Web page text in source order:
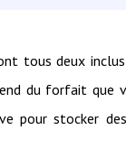
tous deux
du forfait que
pour stocker